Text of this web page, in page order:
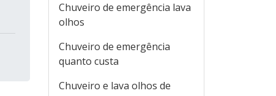
Chuveiro de emergência lava
olhos
Chuveiro de emergência
quanto custa
Chuveiro e lava olhos de